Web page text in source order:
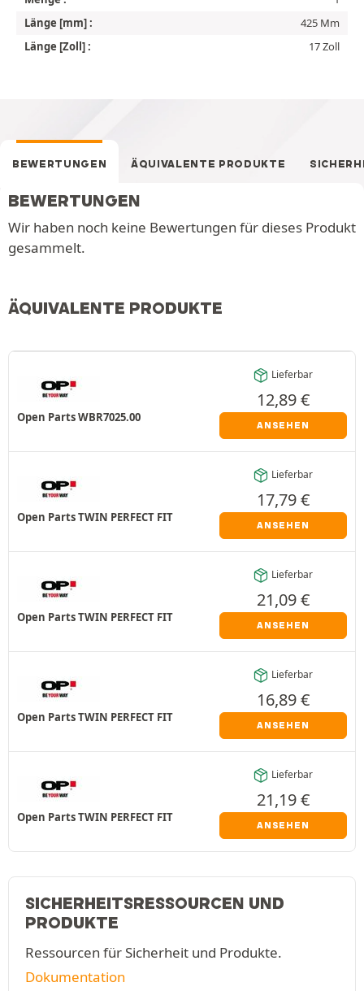
Länge [mm] :
425 Mm
Länge [Zoll] :
17 Zoll
BEWERTUNGEN ÄQUIVALENTE PRODUKTE
BEWERTUNGEN
Wir haben noch keine Bewertungen für dieses Produkt
gesammelt.
ÄQUIVALENTE PRODUKTE
Open Parts WBR7025.00
Lieferbar
12,89€
ANSEHEN
Open Parts TWIN PERFECT FIT
Lieferbar
17,79€
ANSEHEN
Open Parts TWIN PERFECT FIT
Lieferbar
21,09€
ANSEHEN
Open Parts TWIN PERFECT FIT
Lieferbar
16,89€
ANSEHEN
Open Parts TWIN PERFECT FIT
Lieferbar
21,19€
ANSEHEN
SICHERHEITSRESSOURCEN UND
PRODUKTE
Ressourcen für Sicherheit und Produkte.
Dokumentation